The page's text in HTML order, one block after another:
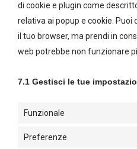
di cookie e plugin come
relativa ai popup e cookie.
il tuo browser, ma prendi in
web potrebbe non funzionare
7.1 Gestisci le tue
Funzionale
Preferenze